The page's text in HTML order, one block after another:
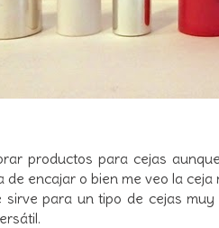
productos para cejas
de encajar o bien me veo la
sirve para un tipo de cejas